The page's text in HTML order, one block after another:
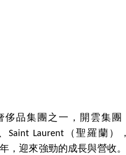
侈品集團之一，開雲集團
Saint Laurent（聖羅蘭）
，迎來強勁的成長與營收